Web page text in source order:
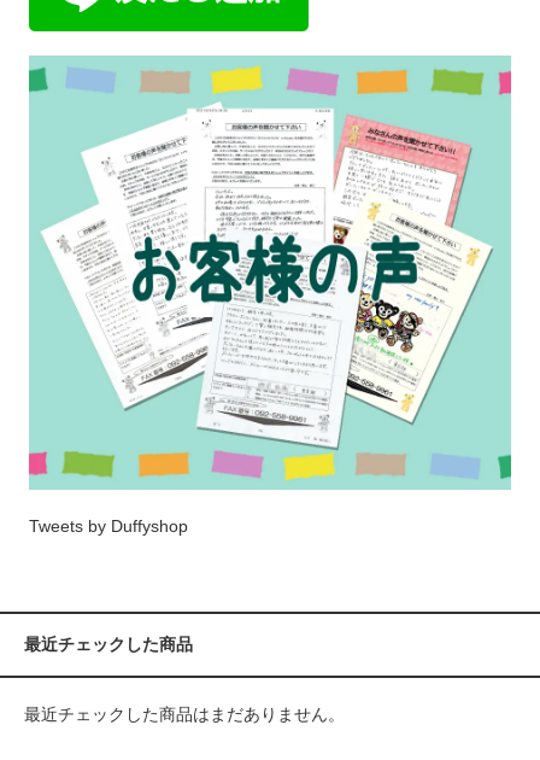
Tweets by Duffyshop
最近チェックした商品
最近チェックした商品はまだありません。